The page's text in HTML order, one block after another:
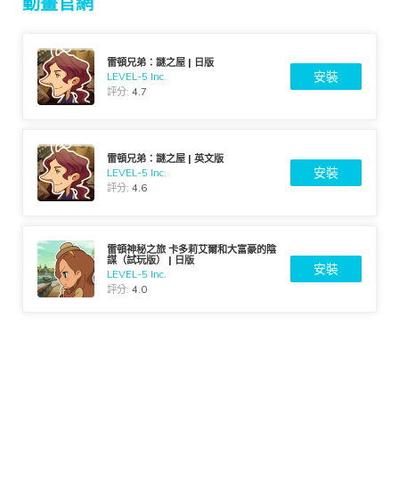
雷頓兄弟：謎之屋 | 日版
LEVEL-5 Inc.
評分:4.7
安裝
雷頓兄弟：謎之屋 | 英文版
LEVEL-5 Inc.
評分:4.6
安裝
雷頓神秘之旅 卡多莉艾爾和大富豪的陰
謀（試玩版） | 日版
LEVEL-5 Inc.
評分:4.0
安裝